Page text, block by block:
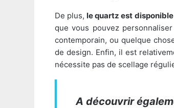
De plus, le quartz est
que vous pouvez
contemporain, ou quelque
de design. Enfin, il est
nécessite pas de scellage
A découvrir